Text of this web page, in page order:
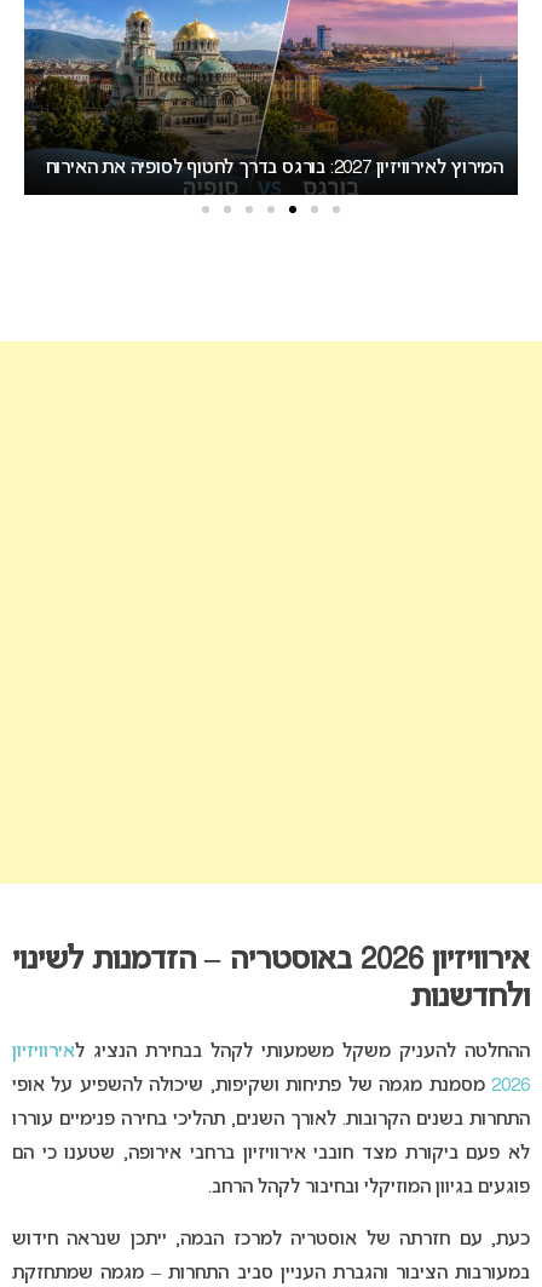
אירוויזיון 2027 עשוי לאמץ שיטת הצבעה חדשה שתפגע
בישראל
אירוויזיון 2026 באוסטריה – הזדמנות לשינוי
ולחדשנות
ההחלטה להעניק משקל משמעותי לקהל בבחירת הנציג לאירוויזיון
2026 מסמנת מגמה של פתיחות ושקיפות, שיכולה להשפיע על אופי
התחרות בשנים הקרובות. לאורך השנים, תהליכי בחירה פנימיים עוררו
לא פעם ביקורת מצד חובבי אירוויזיון ברחבי אירופה, שטענו כי הם
פוגעים בגיוון המוזיקלי ובחיבור לקהל הרחב.
כעת, עם חזרתה של אוסטריה למרכז הבמה, ייתכן שנראה חידוש
במעורבות הציבור והגברת העניין סביב התחרות – מגמה שמתחזקת